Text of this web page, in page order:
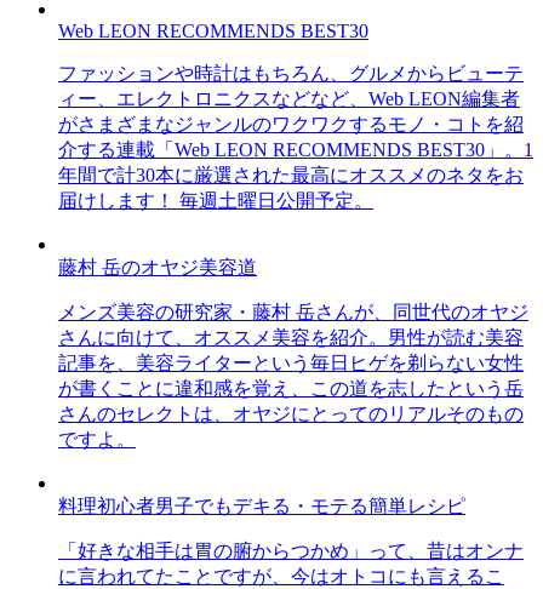
Web LEON RECOMMENDS BEST30
ファッションや時計はもちろん、グルメからビューテ
ィー、エレクトロニクスなどなど、Web LEON編集者
がさまざまなジャンルのワクワクするモノ・コトを紹
介する連載「Web LEON RECOMMENDS BEST30」。1
年間で計30本に厳選された最高にオススメのネタをお
届けします！ 毎週土曜日公開予定。
藤村 岳のオヤジ美容道
メンズ美容の研究家・藤村 岳さんが、同世代のオヤジ
さんに向けて、オススメ美容を紹介。男性が読む美容
記事を、美容ライターという毎日ヒゲを剃らない女性
が書くことに違和感を覚え、この道を志したという岳
さんのセレクトは、オヤジにとってのリアルそのもの
ですよ。
料理初心者男子でもデキる・モテる簡単レシピ
「好きな相手は胃の腑からつかめ」って、昔はオンナ
に言われてたことですが、今はオトコにも言えるこ